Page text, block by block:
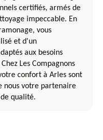
certifiés, armés de
impeccable. En
vous
et d'un
aux besoins
Les Compagnons
confort à Arles sont
nous votre partenaire
qualité.